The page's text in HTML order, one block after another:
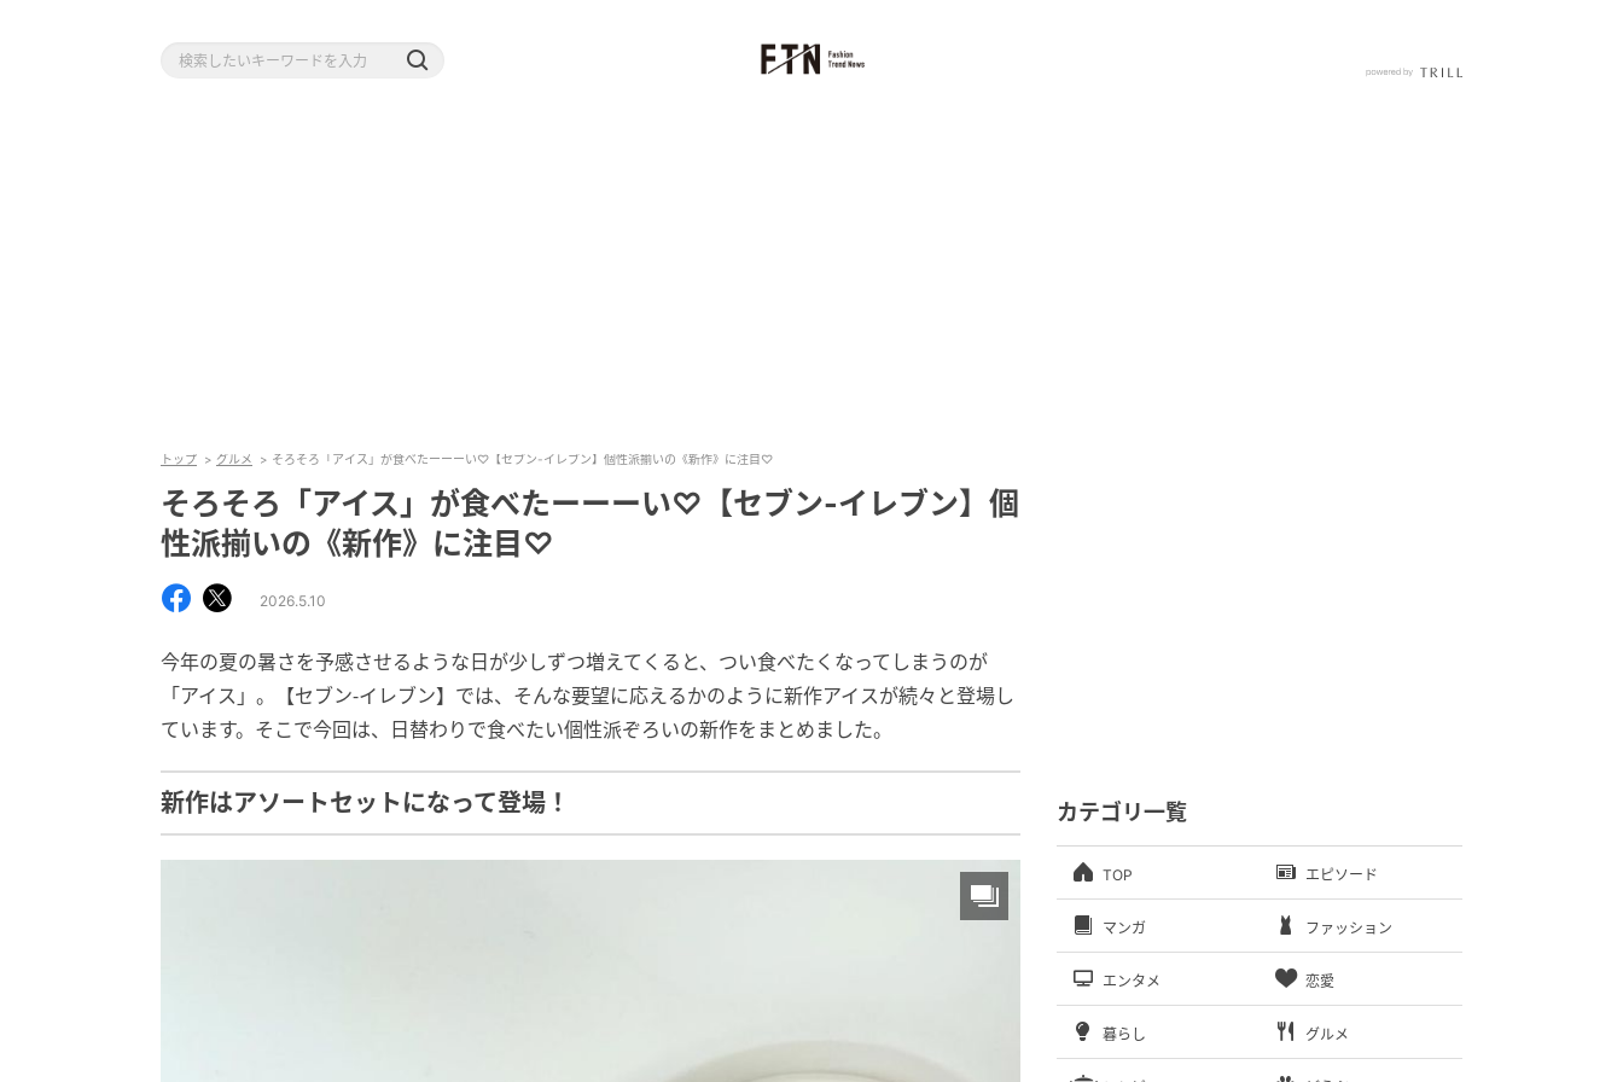
トップ グルメ そろそろ「アイス」が食べたーーーい♡【セブン-イレブン】個性派揃いの《新作》に注目♡
そろそろ「アイス」が食べたーーーい♡【セブン-イレブン】個
性派揃いの《新作》に注目♡
2026.5.10
今年の夏の暑さを予感させるような日が少しずつ増えてくると、つい食べたくなってしまうのが
「アイス」。【セブン-イレブン】では、そんな要望に応えるかのように新作アイスが続々と登場し
ています。そこで今回は、日替わりで食べたい個性派ぞろいの新作をまとめました。
新作はアソートセットになって登場！ カテゴリ一覧
TOP エピソード
マンガ ファッション
エンタメ 恋愛
暮らし グルメ